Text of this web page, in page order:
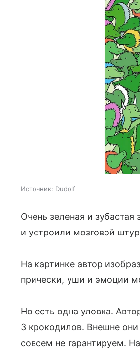
Источник: Dudolf
Очень зеленая и
и устроили мозговой
На картинке автор
прически, уши и эмоции
Но есть одна уловка.
3 крокодилов. Внешне
совсем не гарантируем.